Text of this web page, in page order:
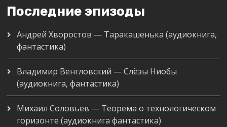
Последние эпизоды
Андрей Хворостов — Таракашенька (аудиокнига,
фантастика)
Владимир Венгловский — Слёзы Ниобы
(аудиокнига, фантастика)
Михаил Соловьев — Теорема о технологическом
горизонте (аудиокнига фантастика)